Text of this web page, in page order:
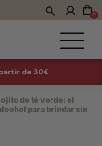
0
de 30€
de té verde: el
para brindar sin